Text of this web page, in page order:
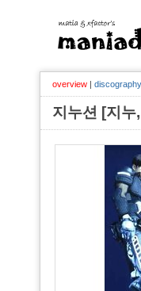
overview | discography
지누션 [지